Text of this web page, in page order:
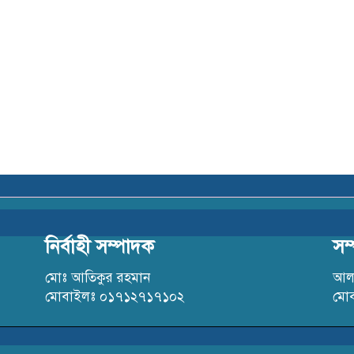
নির্বাহী সম্পাদক
মোঃ আতিকুর রহমান
মোবাইলঃ ০১৭১২৭১৭১০২